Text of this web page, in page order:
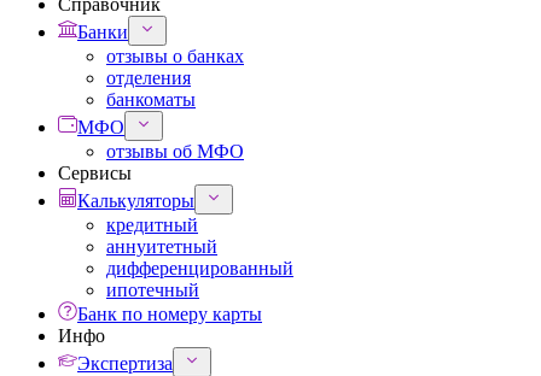
Справочник
Банки
отзывы о банках
отделения
банкоматы
МФО
отзывы об МФО
Сервисы
Калькуляторы
кредитный
аннуитетный
дифференцированный
ипотечный
Банк по номеру карты
Инфо
Экспертиза